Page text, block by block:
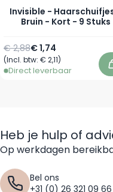
Invisible -
Bruin - Kort - 9 Stuks
Speciale prijs
€ 1,74
Normale prijs
€ 2,88
(Incl. btw: € 2,11)
Direct leverbaar
Heb je hulp of
Op werkdagen
Bel ons
+31 (0) 26 321 09 66